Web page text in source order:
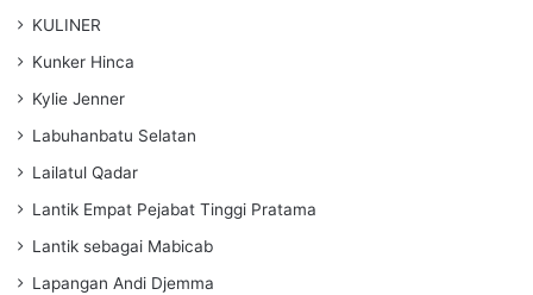
KULINER
Kunker Hinca
Kylie Jenner
Labuhanbatu Selatan
Lailatul Qadar
Lantik Empat Pejabat Tinggi Pratama
Lantik sebagai Mabicab
Lapangan Andi Djemma